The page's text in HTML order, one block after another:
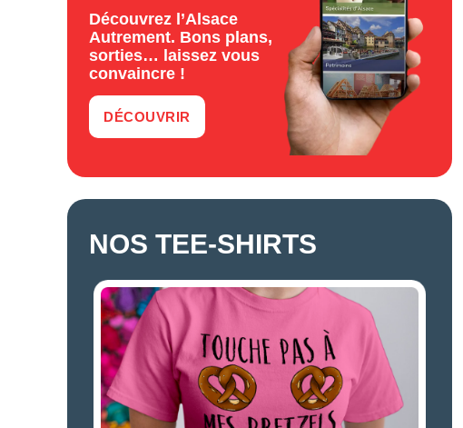
Découvrez l’Alsace
Autrement. Bons plans,
sorties… laissez vous
convaincre !
DÉCOUVRIR
NOS TEE-SHIRTS